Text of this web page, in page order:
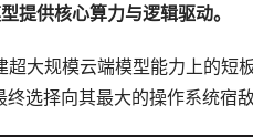
提供核心算力与逻辑驱动。
大规模云端模型能力上的短
选择向其最大的操作系统宿敌